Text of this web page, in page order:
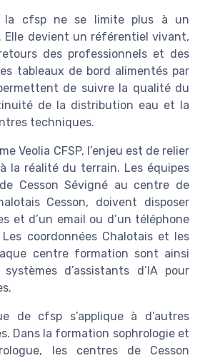
la cfsp ne se limite plus à un
Elle devient un référentiel vivant,
des professionnels et des
tableaux de bord alimentés par
de suivre la qualité du
de la distribution eau et la
techniques.
Veolia CFSP, l’enjeu est de relier
la réalité du terrain. Les équipes
Cesson Sévigné au centre de
Cesson, doivent disposer
et d’un email ou d’un téléphone
coordonnées Chalotais et les
centre formation sont ainsi
d’assistants d’IA pour
de cfsp s’applique à d’autres
Dans la formation sophrologie et
les centres de Cesson